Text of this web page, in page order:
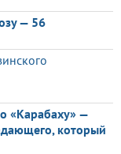
— 56
«Карабаху» —
который